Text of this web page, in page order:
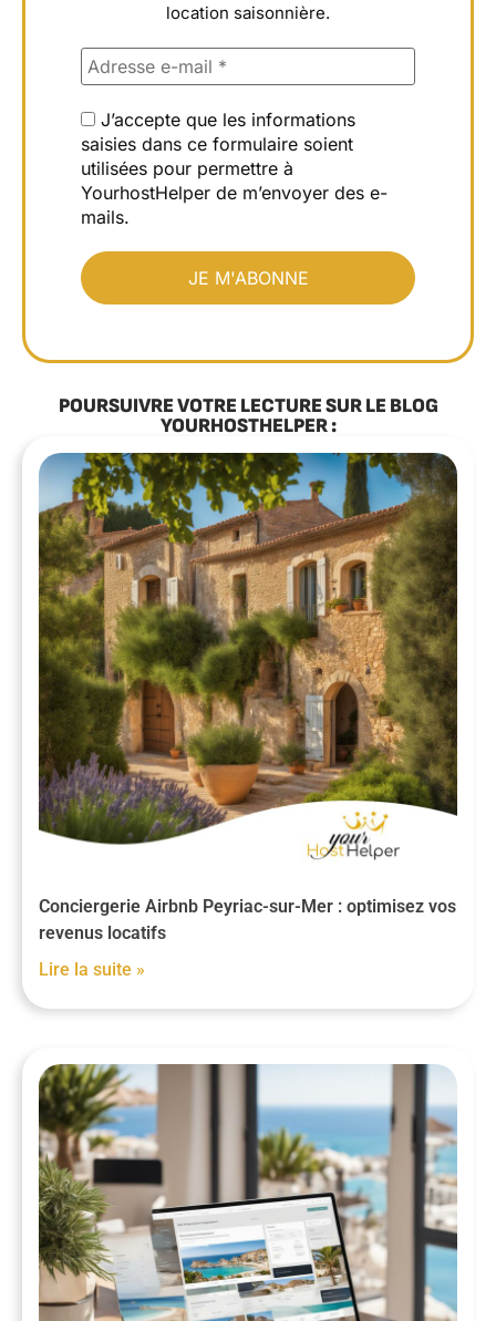
location saisonnière.
J’accepte que les informations
saisies dans ce formulaire soient
utilisées pour permettre à
YourhostHelper de m’envoyer des e-
mails.
POURSUIVRE VOTRE LECTURE SUR LE BLOG
YOURHOSTHELPER :
Conciergerie Airbnb Peyriac-sur-Mer : optimisez vos
revenus locatifs
Lire la suite »